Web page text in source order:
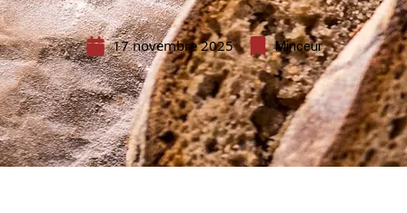
17 novembre 2025 Minceur